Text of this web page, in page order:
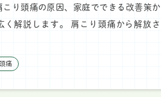
こり頭痛の原因、家庭でできる改善策か
く解説します。 肩こり頭痛から解放さ
痛